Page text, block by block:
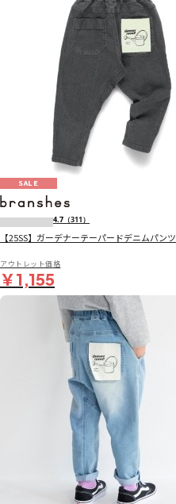
SALE
4.7 （311）
【25SS】ガーデナーテーパードデニムパンツ
アウトレット価格
￥1,155